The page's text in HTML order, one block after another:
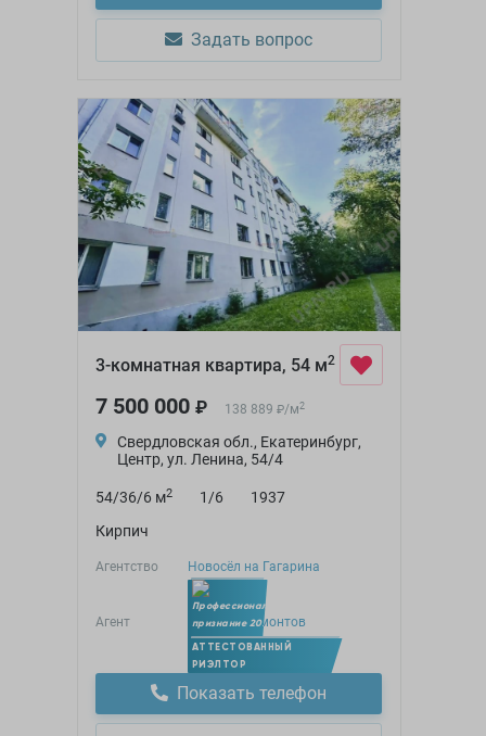
Задать вопрос
3-комнатная квартира, 54 м2
7 500 000 ₽ 138 889 ₽/м2
Свердловская обл., Екатеринбург,
Центр, ул. Ленина, 54/4
54/36/6 м2 1/6
1937
Кирпич
Агентство Новосёл на Гагарина
Член УПН
Агент Алексей Мамонтов
АТТЕСТОВАННЫЙ
РИЭЛТОР
Показать телефон